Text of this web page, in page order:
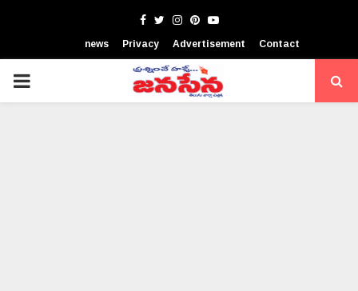
Facebook
TwitterInstagram
Pinterest
Youtube
news Privacy Advertisement Contact
PRIMARY